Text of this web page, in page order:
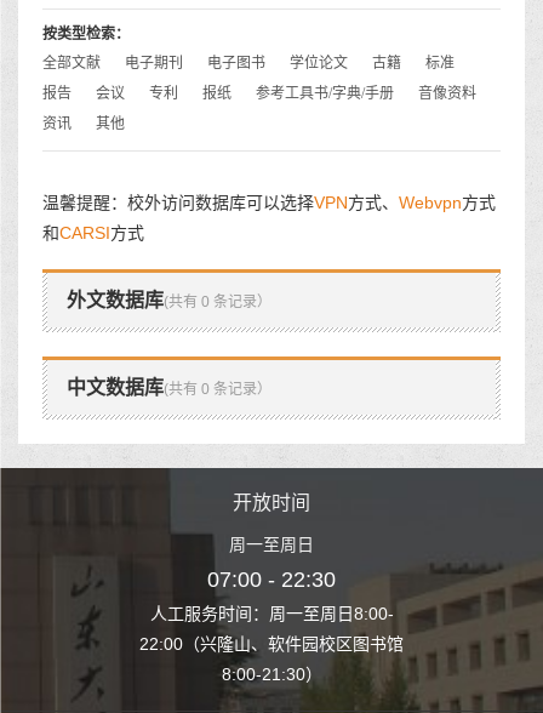
按类型检索：
全部文献
电子期刊 电子图书 学位论文 古籍
标准
报告
会议 专利 报纸 参考工具书/字典/手册
音像资料
资讯
其他
温馨提醒：校外访问数据库可以选择VPN方式、 Webvpn方式
和CARSI方式
外文数据库(共有 0 条记录）
中文数据库(共有 0 条记录）
至周日8:00-
园校区图书馆
开放时间
周一至周日
07:00 - 22:30
人工服务时间：周一至周日8:00-
22:00（兴隆山、软件园校区图书馆
8:00-21:30）
人工服务时间
22:00（兴隆山